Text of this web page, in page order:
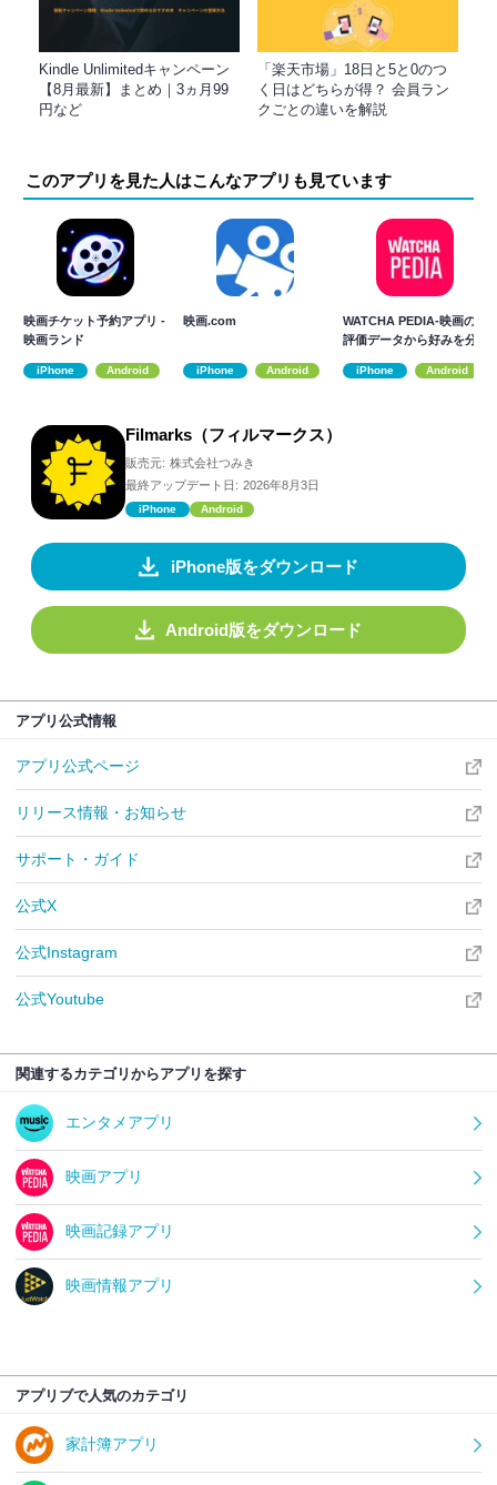
Kindle Unlimitedキャンペーン
【8月最新】まとめ｜3ヵ月99
円など
「楽天市場」18日と5と0のつ
く日はどちらが得？ 会員ラン
クごとの違いを解説
このアプリを見た人はこんなアプリも見ています
映画チケット予約アプリ -
映画ランド
iPhone Android
映画.com
iPhone Android
WATCHA PEDIA-映画の
評価データから好みを分
iPhone Android
Filmarks（フィルマークス）
販売元: 株式会社つみき
最終アップデート日: 2026年8月3日
iPhone Android
iPhone版をダウンロード
Android版をダウンロード
アプリ公式情報
アプリ公式ページ
リリース情報・お知らせ
サポート・ガイド
公式X
公式Instagram
公式Youtube
関連するカテゴリからアプリを探す
エンタメアプリ
映画アプリ
映画記録アプリ
映画情報アプリ
アプリブで人気のカテゴリ
家計簿アプリ